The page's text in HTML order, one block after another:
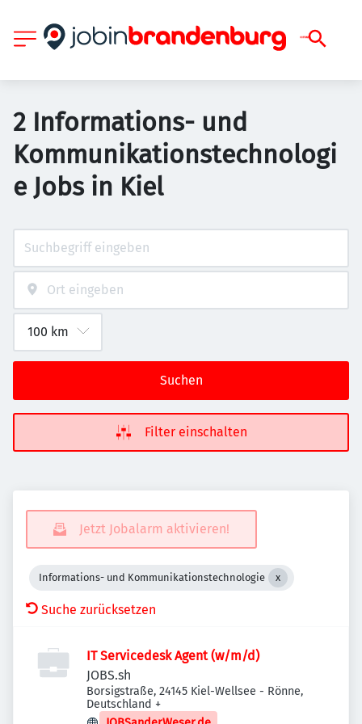
2 Informations- und
Kommunikationstechnologi
e Jobs in Kiel
Suchen
Filter einschalten
Jetzt Jobalarm aktivieren!
Informations- und Kommunikationstechnologie
Suche zurücksetzen
IT Servicedesk Agent (w/m/d)
JOBS.sh
Borsigstraße, 24145 Kiel-Wellsee - Rönne,
Deutschland +